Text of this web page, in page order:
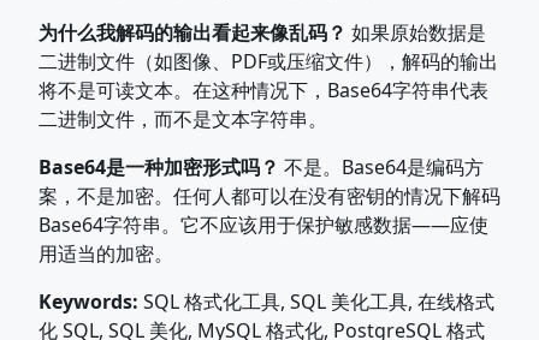
为什么我解码的输出看起来像乱码？ 如果原始数据是
二进制文件（如图像、PDF或压缩文件），解码的输出
将不是可读文本。在这种情况下，Base64字符串代表
二进制文件，而不是文本字符串。
Base64是一种加密形式吗？ 不是。Base64是编码方
案，不是加密。任何人都可以在没有密钥的情况下解码
Base64字符串。它不应该用于保护敏感数据——应使
用适当的加密。
Keywords: SQL 格式化工具, SQL 美化工具, 在线格式
化 SQL, SQL 美化, MySQL 格式化, PostgreSQL 格式